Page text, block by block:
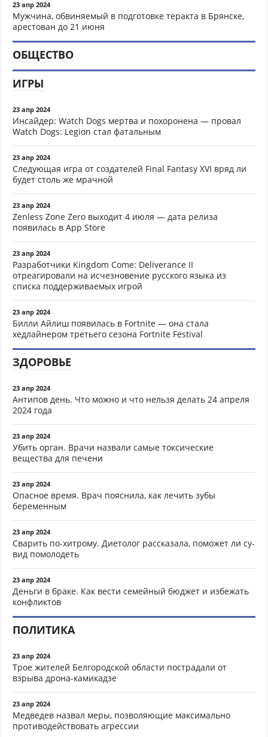
23 апр 2024
Мужчина, обвиняемый в подготовке теракта в Брянске,
арестован до 21 июня
ОБЩЕСТВО
ИГРЫ
23 апр 2024
Инсайдер: Watch Dogs мертва и похоронена — провал
Watch Dogs: Legion стал фатальным
23 апр 2024
Следующая игра от создателей Final Fantasy XVI вряд ли
будет столь же мрачной
23 апр 2024
Zenless Zone Zero выходит 4 июля — дата релиза
появилась в App Store
23 апр 2024
Разработчики Kingdom Come: Deliverance II
отреагировали на исчезновение русского языка из
списка поддерживаемых игрой
23 апр 2024
Билли Айлиш появилась в Fortnite — она стала
хедлайнером третьего сезона Fortnite Festival
ЗДОРОВЬЕ
23 апр 2024
Антипов день. Что можно и что нельзя делать 24 апреля
2024 года
23 апр 2024
Убить орган. Врачи назвали самые токсические
вещества для печени
23 апр 2024
Опасное время. Врач пояснила, как лечить зубы
беременным
23 апр 2024
Сварить по-хитрому. Диетолог рассказала, поможет ли су-
вид помолодеть
23 апр 2024
Деньги в браке. Как вести семейный бюджет и избежать
конфликтов
ПОЛИТИКА
23 апр 2024
Трое жителей Белгородской области пострадали от
взрыва дрона-камикадзе
23 апр 2024
Медведев назвал меры, позволяющие максимально
противодействовать агрессии